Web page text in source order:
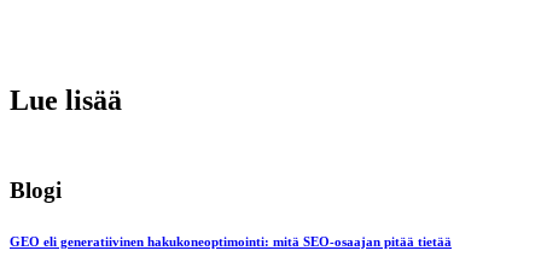
Lue lisää
Blogi
GEO eli generatiivinen hakukoneoptimointi: mitä SEO-osaajan pitää tietää